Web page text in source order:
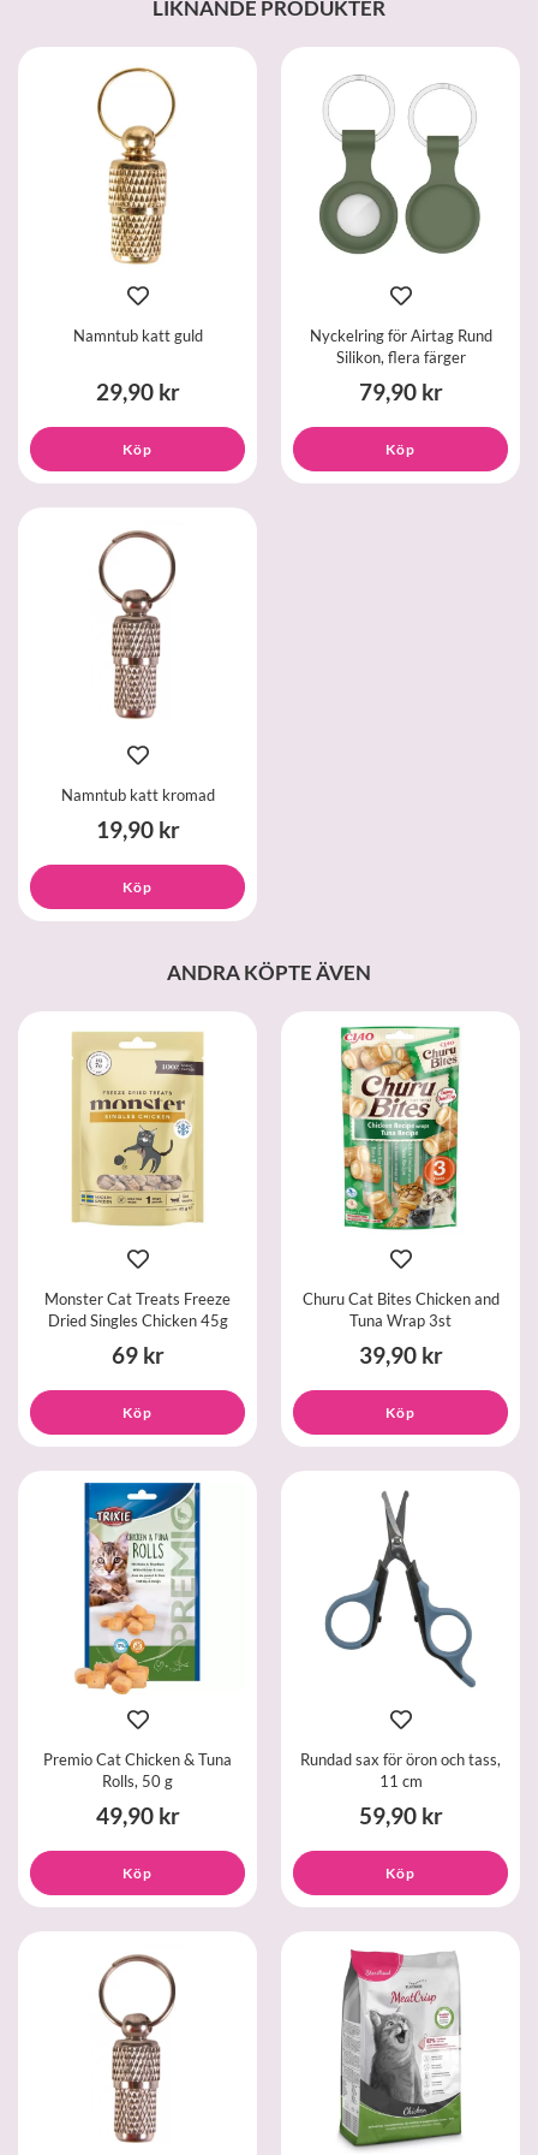
LIKNANDE PRODUKTER
Namntub katt guld
29,90 kr
Köp
Nyckelring för Airtag Rund
Silikon, flera färger
79,90 kr
Köp
Namntub katt kromad
19,90 kr
Köp
ANDRA KÖPTE ÄVEN
Monster Cat Treats Freeze
Dried Singles Chicken 45g
69 kr
Köp
Churu Cat Bites Chicken and
Tuna Wrap 3st
39,90 kr
Köp
Premio Cat Chicken & Tuna
Rolls, 50 g
49,90 kr
Köp
Rundad sax för öron och tass,
11 cm
59,90 kr
Köp